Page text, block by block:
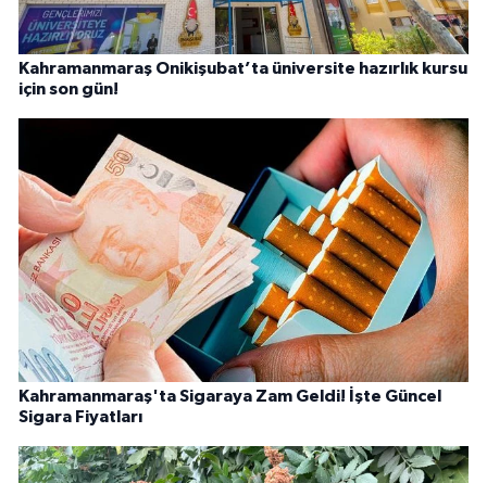
Kahramanmaraş Onikişubat’ta üniversite hazırlık kursu
için son gün!
Kahramanmaraş'ta Sigaraya Zam Geldi! İşte Güncel
Sigara Fiyatları